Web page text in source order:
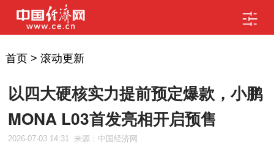
首页> 滚动更新
以四大硬核实力提前预定爆款，小鹏
MONA L03首发亮相开启预售
2026-07-03 14:31 来源：中国经济网